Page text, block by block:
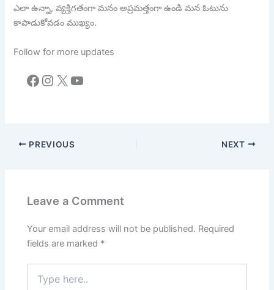
ఎలా ఉన్నా, వ్యక్తిగతంగా మనం అప్రమత్తంగా ఉండి మన ఓటును
కాపాడుకోవడం ముఖ్యం.
Follow for more updates
Facebook
Instagram
X YouTube
PREVIOUS NEXT
Leave a Comment
Your email address will not be published. Required
fields are marked *
here..